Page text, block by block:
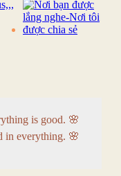
is good. 🌸
in everything. 🌸